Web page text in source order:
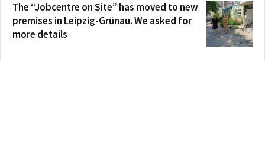
The “Jobcentre on Site” has moved to new
premises in Leipzig-Grünau. We asked for
more details